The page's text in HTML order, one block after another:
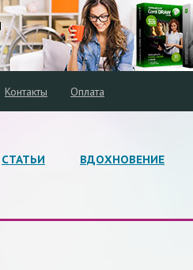
Контакты Оплата
СТАТЬИ ВДОХНОВЕНИЕ